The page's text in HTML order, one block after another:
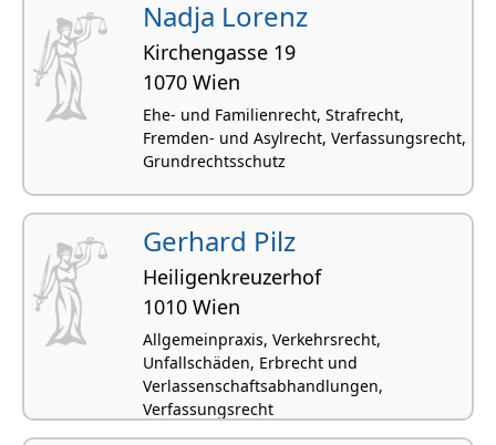
Nadja Lorenz
Kirchengasse 19
1070 Wien
Ehe- und Familienrecht, Strafrecht,
Fremden- und Asylrecht, Verfassungsrecht,
Grundrechtsschutz
Gerhard Pilz
Heiligenkreuzerhof
1010 Wien
Allgemeinpraxis, Verkehrsrecht,
Unfallschäden, Erbrecht und
Verlassenschaftsabhandlungen,
Verfassungsrecht